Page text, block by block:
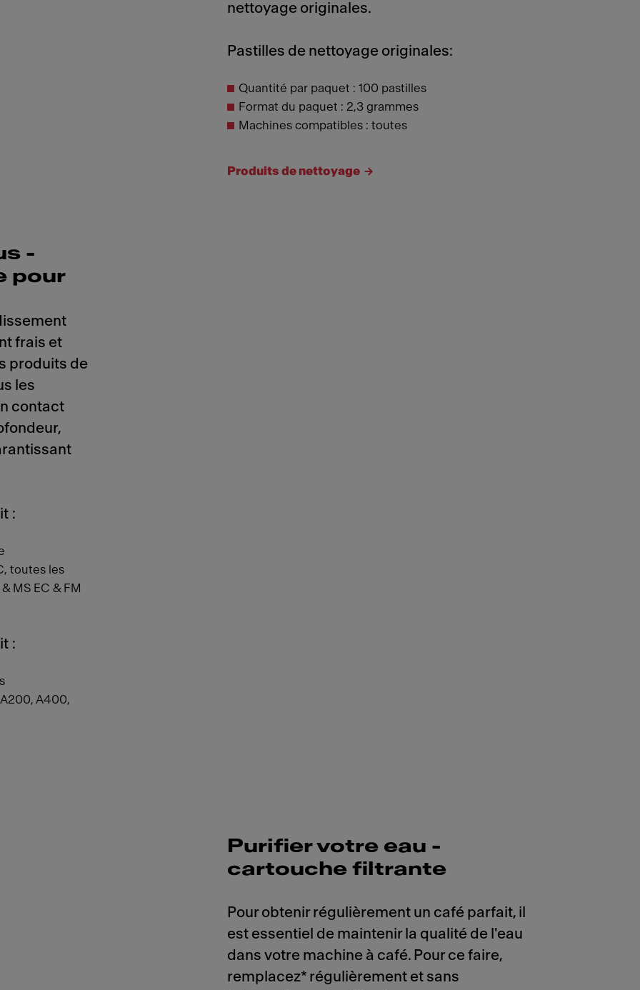
nettoyage originales.
Pastilles de nettoyage originales:
Quantité par paquet : 100 pastilles
Format du paquet : 2,3 grammes
Machines compatibles : toutes
Produits de nettoyage
-
pour
frais et
produits de
les
contact
:
toutes les
MS EC & FM
:
A400,
Purifier votre eau -
cartouche filtrante
Pour obtenir régulièrement un café parfait, il
est essentiel de maintenir la qualité de l'eau
dans votre machine à café. Pour ce faire,
remplacez* régulièrement et sans